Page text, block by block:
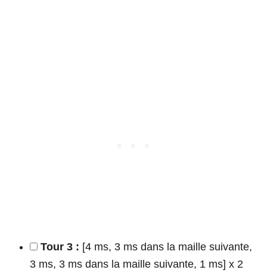
Tour 3 : [4 ms, 3 ms dans la maille suivante,
3 ms, 3 ms dans la maille suivante, 1 ms] x 2